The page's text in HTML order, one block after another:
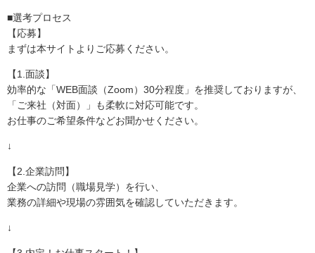
■選考プロセス
【応募】
まずは本サイトよりご応募ください。
【1.面談】
効率的な「WEB面談（Zoom）30分程度」を推奨しておりますが、
「ご来社（対面）」も柔軟に対応可能です。
お仕事のご希望条件などお聞かせください。
↓
【2.企業訪問】
企業への訪問（職場見学）を行い、
業務の詳細や現場の雰囲気を確認していただきます。
↓